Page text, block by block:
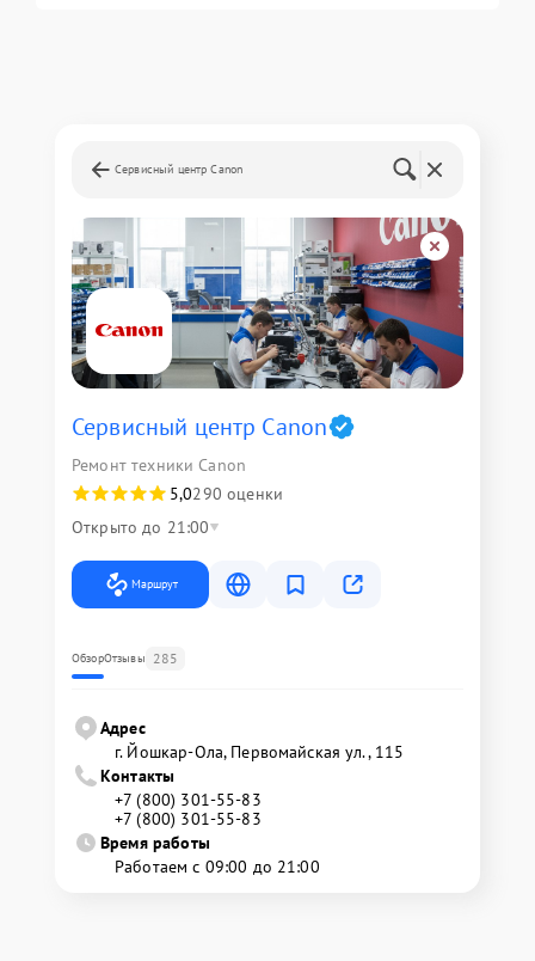
Сервисный центр Canon
Сервисный центр Canon
Ремонт техники Canon
5,0290 оценки
Открыто до 21:00
Маршрут
ОбзорОтзывы 285
Адрес
г. Йошкар-Ола, Первомайская ул., 115
Контакты
+7 (800) 301-55-83
+7 (800) 301-55-83
Время работы
Работаем с 09:00 до 21:00